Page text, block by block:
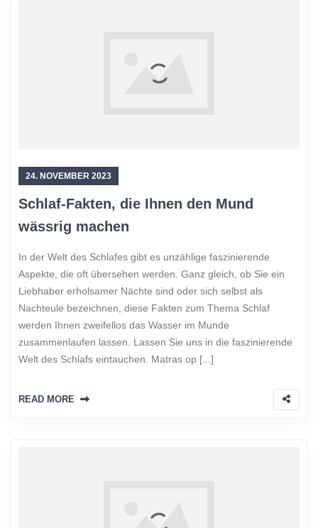
24. NOVEMBER 2023
Schlaf-Fakten, die Ihnen den Mund
wässrig machen
In der Welt des Schlafes gibt es unzählige faszinierende
Aspekte, die oft übersehen werden. Ganz gleich, ob Sie ein
Liebhaber erholsamer Nächte sind oder sich selbst als
Nachteule bezeichnen, diese Fakten zum Thema Schlaf
werden Ihnen zweifellos das Wasser im Munde
zusammenlaufen lassen. Lassen Sie uns in die faszinierende
Welt des Schlafs eintauchen. Matras op [...]
READ MORE